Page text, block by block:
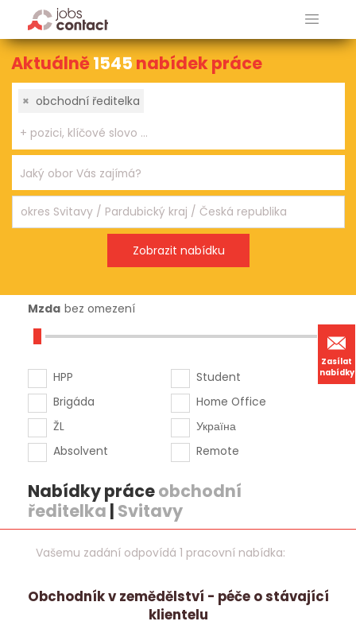
Zasílat
nabídky
Aktuálně1545 nabídek práce
× obchodní ředitelka
Mzda bez omezení
HPP
Brigáda
ŽL
Absolvent
Student
Home Office
Україна
Remote
Nabídky práceobchodní
ředitelka | Svitavy
Vašemu zadání odpovídá 1 pracovní nabídka:
Obchodník v zemědělství - péče o stávající
klientelu